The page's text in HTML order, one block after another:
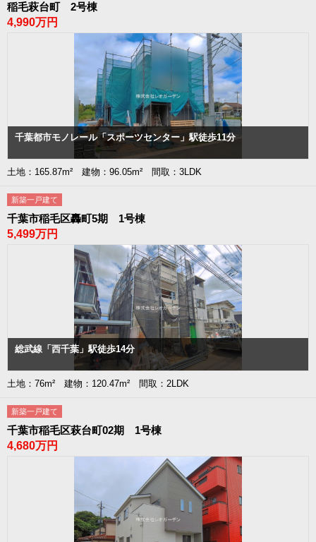
稲毛萩台町 2号棟
4,990万円
千葉都市モノレール「スポーツセンター」駅徒歩11分
土地：165.87m² 建物：96.05m² 間取：3LDK
新築一戸建て
千葉市稲毛区轟町5期 1号棟
5,499万円
総武線「西千葉」駅徒歩14分
土地：76m² 建物：120.47m² 間取：2LDK
新築一戸建て
千葉市稲毛区萩台町02期 1号棟
4,680万円